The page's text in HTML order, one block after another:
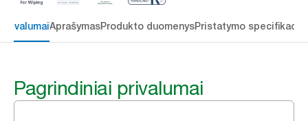
AprašymasProdukto duomenysPristatymo
Pagrindiniai privalumai